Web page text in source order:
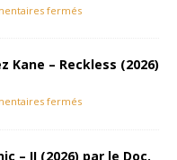
fermés
Kane – Reckless (2026)
fermés
– II (2026) par le Doc.